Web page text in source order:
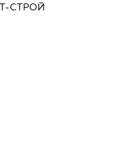
СТРОЙ